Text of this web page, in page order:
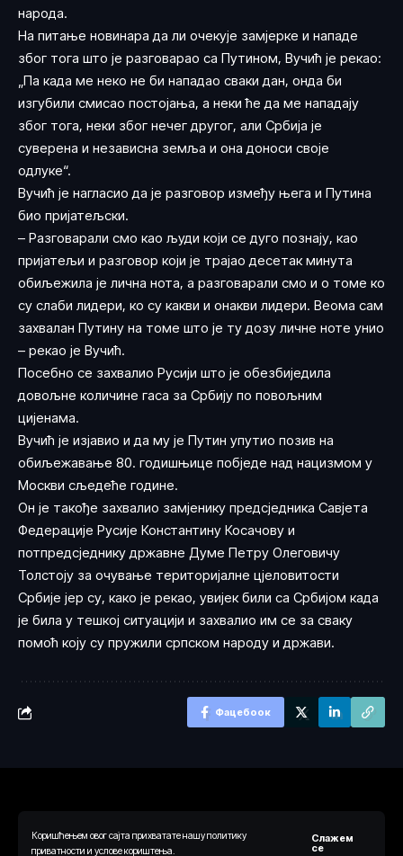
Коришћењем овог сајта прихватате нашу политику
приватности и услове кориштења.
Слажем
се
народа.
На питање новинара да ли очекује замјерке и нападе
због тога што је разговарао са Путином, Вучић је рекао:
„Па када ме неко не би нападао сваки дан, онда би
изгубили смисао постојања, а неки ће да ме нападају
због тога, неки због нечег другог, али Србија је
суверена и независна земља и она доноси своје
одлуке“.
Вучић је нагласио да је разговор између њега и Путина
био пријатељски.
– Разговарали смо као људи који се дуго познају, као
пријатељи и разговор који је трајао десетак минута
обиљежила је лична нота, а разговарали смо и о томе ко
су слаби лидери, ко су какви и онакви лидери. Веома сам
захвалан Путину на томе што је ту дозу личне ноте унио
– рекао је Вучић.
Посебно се захвалио Русији што је обезбиједила
довољне количине гаса за Србију по повољним
цијенама.
Вучић је изјавио и да му је Путин упутио позив на
обиљежавање 80. годишњице побједе над нацизмом у
Москви сљедеће године.
Он је такође захвалио замјенику предсједника Савјета
Федерације Русије Константину Косачову и
потпредсједнику државне Думе Петру Олеговичу
Толстоју за очување територијалне цјеловитости
Србије јер су, како је рекао, увијек били са Србијом када
је била у тешкој ситуацији и захвалио им се за сваку
помоћ коју су пружили српском народу и држави.
Фацебоок
© 2024 Ауторска права припадају веб порталу Одговорно.рс. Сва